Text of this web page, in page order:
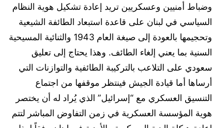
وضباط أمنيين وعسكريين تريد إعادة تشكيل هوية النظام
السياسي في لبنان على قاعدة استبعاد الطائفة الشيعية
وتحجيمها بالعودة إلى صيغة العام 1943 والثنائية المسيحية
السنية بما يعني إلغاء الطائف. وهذا يحتاج إلى تعليق
سعودي على التلاعب بالتركيبة الطائفية والتوازنات التي
أرساها أما قيادة الجيش فينتظر موقفها من اجتماع
التنسيق العسكري مع “إسرائيل” الذي يُراد له أن يختصر
هوية المؤسسة العسكرية في زمن التفاوض المباشر لتتم